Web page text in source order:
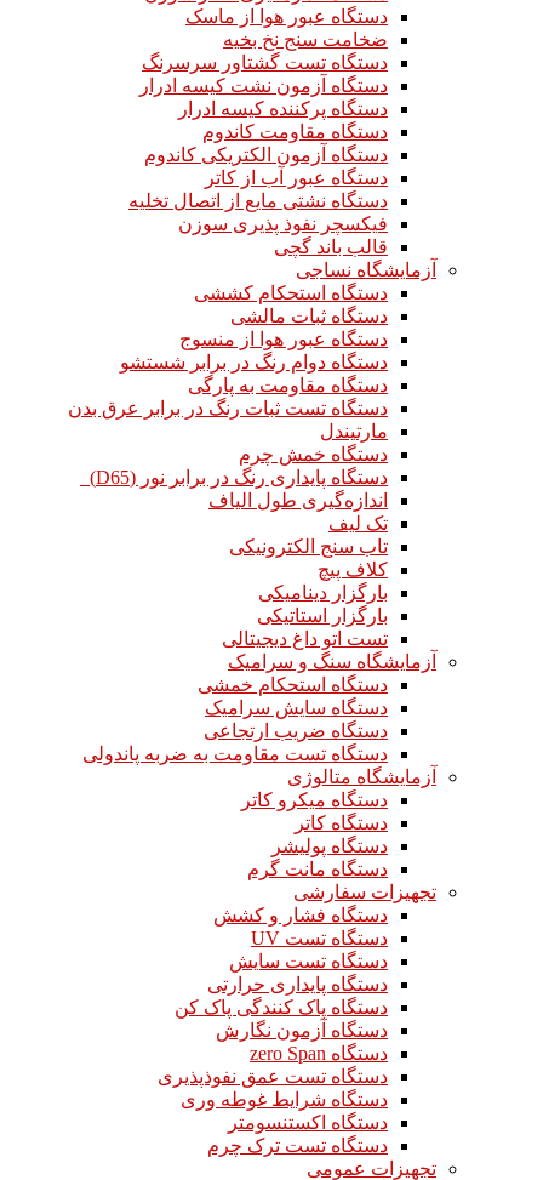
دستگاه عبور هوا از ماسک
ضخامت سنج نخ بخیه
دستگاه تست گشتاور سرسرنگ
دستگاه آزمون نشت کیسه ادرار
دستگاه پرکننده کیسه ادرار
دستگاه مقاومت کاندوم
دستگاه آزمون الکتریکی کاندوم
دستگاه عبور آب از کاتر
دستگاه نشتی مایع از اتصال تخلیه
فیکسچر نفوذ پذیری سوزن
قالب باند گچی
آزمایشگاه نساجی
دستگاه استحکام کششی
دستگاه ثبات مالشی
دستگاه عبور هوا از منسوج
دستگاه دوام رنگ در برابر شستشو
دستگاه مقاومت به پارگی
دستگاه تست ثبات رنگ در برابر عرق بدن
مارتیندل
دستگاه خمش چرم
دستگاه پایداری رنگ در برابر نور (D65)
اندازه‌گیری طول الیاف
تک لیف
تاب سنج الکترونیکی
کلاف پیچ
بارگزار دینامیکی
بارگزار استاتیکی
تست اتو داغ دیجیتالی
آزمایشگاه سنگ و سرامیک
دستگاه استحکام خمشی
دستگاه سایش سرامیک
دستگاه ضریب ارتجاعی
دستگاه تست مقاومت به ضربه پاندولی
آزمایشگاه متالوژی
دستگاه میکرو کاتر
دستگاه کاتر
دستگاه پولیشر
دستگاه مانت گرم
تجهیزات سفارشی
دستگاه فشار و کشش
دستگاه تست UV
دستگاه تست سایش
دستگاه پایداری حرارتی
دستگاه پاک کنندگی پاک کن
دستگاه آزمون نگارش
دستگاه zero Span
دستگاه تست عمق نفوذپذیری
دستگاه شرایط غوطه وری
دستگاه اکستنسومتر
دستگاه تست ترک چرم
تجهیزات عمومی